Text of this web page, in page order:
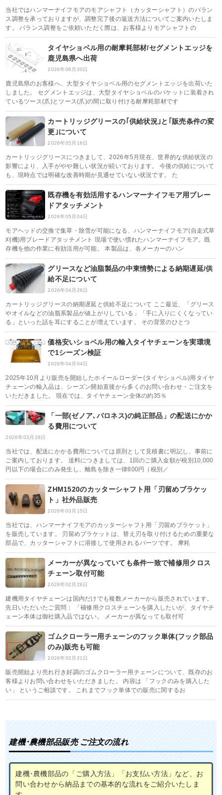
当社ではハンマーナイフモアのモアシャフト（カッターシャフト）のバラン
ス調整を承っておりますが、調整完了後の返送方法についてご案内いたしま
す。 バランス調整をご依頼いただく際は、お客様よりモアシャフトの
タイヤショベル用の耐摩耗部材/セグメントエッジを
鹿児島県へ出荷
2026年06月20日
鹿児島県のお客様へ、大型タイヤショベル用のセグメントエッジを出荷いた
しました。 セグメントエッジは、大型タイヤショベルのバケットに装着され
ているツース(爪)とツース(爪)の間に取り付ける耐摩耗部材です
カートリッジグリースの｢供給状況｣と｢販売条件の変
更｣について
2026年05月16日
カートリッジグリースにつきまして、2026年5月現在、世界的な供給状況の
影響により、入手がやや難しい状況が続いております。 今後の供給について
も、現時点では明確な改善時期が見通せていない状況です。 た
既存機を有効活用するハンマーナイフモア用ブレー
ドアタッチメント
2026年05月04日
モアヘッドの交換で集草・除雪が可能になる、ハンマーナイフモア(自走式草
刈機)用ブレードアタッチメント 現場で使い慣れたハンマーナイフモア。既
存機を他の作業に有効活用が可能。 本製品は、各メーカーのハン
グリースなど油脂製品の中東情勢による納期遅延/供
給不足について
2026年04月26日
カートリッジグリースの納期遅延と供給不足について ここ最近、「グリース
やオイルなどの油脂系製品が値上がりしている」「手に入りにくくなってい
る」といった話を耳にすることが増えています。 その背景のひとつ
価格安いショベル用の輸入タイヤチェーンを実環境
で1シーズン検証
2026年04月04日
2025年10月より販売を開始したホイールローダー(タイヤショベル)用タイヤ
チェーンの輸入品は、シーズン開始直後から多くのお問い合わせ・ご注文を
いただきました。 現在では、タイヤチェーン全体の約35％
「一部(ゼノア､バロネス)の純正部品」の配送にかか
る費用について
2026年03月28日
当社では、配送にかかる費用については原則として見積書に明記し、事前に
ご案内しております。 送料につきましては、1回のご購入金額が税別10,000
円以下の場合にのみ発生し、離島を除き一律800円（税別／
ZHM1520のカッターシャフト用「刃留めブラケッ
ト」社外品販売
2026年03月15日
当社では、ハンマーナイフモアのカッターシャフト用「刃留めブラケット」
を販売しています。 刃留めブラケットは、替え刃を取り付けるための重要な
部品で、カッターシャフトに溶接して使用されるパーツです。 摩耗
メーカーが異なっていても条件一致で補修用クロス
チェーン取付可能
2026年02月28日
建機用タイヤチェーンは国内だけでも複数メーカーから販売されています。
先日いただいたご質問： 「補修用クロスチェーンを購入したいが、タイヤチ
ェーン本体は御社購入品ではない。 メーカーが異なっても取付可
ゴムクローラー用チェーンのフック単体(フック部品
のみ)販売も可能
2026年02月21日
販売開始より売れ行き好調のゴムクローラー用チェーンについて、既存のお
客様よりお問い合わせをいただきました。 内容は 「フックのみを購入した
い」 というご相談です。 これまでフック単体での販売に関するお
建機･農機部品販売 ご注文の流れ
建機･農機部品の「ご購入方法」「お支払い方法」など、お
問い合わせから納品までの基本的な流れをご紹介いたしま